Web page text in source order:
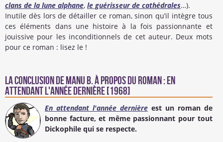
clans de la lune alphane, le guérisseur de cathédrales…).
Inutile dès lors de détailler ce roman, sinon qu’il intègre tous
ces éléments dans une histoire à la fois passionnante et
jouissive pour les inconditionnels de cet auteur. Deux mots
pour ce roman : lisez le !
La conclusion de Manu B.à propos du Roman : En
attendant l'année dernière [1968]
En attendant l'année dernièreest un roman de
bonne facture, et même passionnant pour tout
Dickophile qui se respecte.